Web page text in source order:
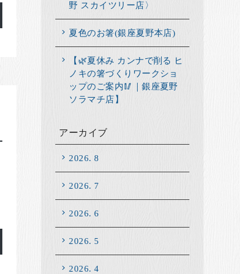
野 スカイツリー店〉
夏色のお箸(銀座夏野本店)
【🌿夏休み カンナで削る ヒ
ノキの箸づくりワークショ
ップのご案内🥢｜銀座夏野
ソラマチ店】
アーカイブ
2026. 8
2026. 7
2026. 6
2026. 5
2026. 4